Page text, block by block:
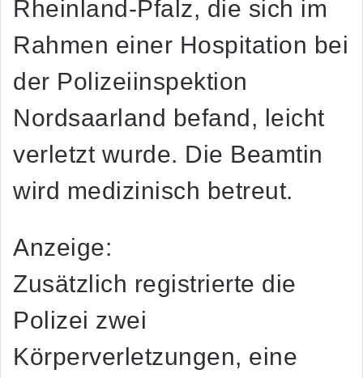
Rheinland-Pfalz, die sich im
Rahmen einer Hospitation bei
der Polizeiinspektion
Nordsaarland befand, leicht
verletzt wurde. Die Beamtin
wird medizinisch betreut.
Anzeige:
Zusätzlich registrierte die
Polizei zwei
Körperverletzungen, eine